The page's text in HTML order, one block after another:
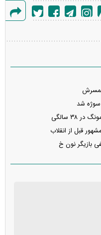
شد
سالگی
قبل از انقلاب
بازیگر نون خ